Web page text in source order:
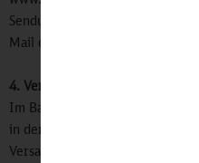
Sendungsverfolgung erhalten
Mail oder bei unserer
4. Versandkosten
Im Bahnshop zahlen Sie für
in der Regel unabhängig vom
Versandkostenpauschale in